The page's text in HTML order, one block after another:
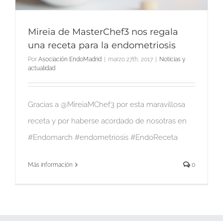
Mireia de MasterChef3 nos regala
una receta para la endometriosis
Por Asociación EndoMadrid | marzo 27th, 2017 | Noticias y
actualidad
Gracias a @MireiaMChef3 por esta maravillosa
receta y por haberse acordado de nosotras en
#Endomarch #endometriosis #EndoReceta
Más información 0